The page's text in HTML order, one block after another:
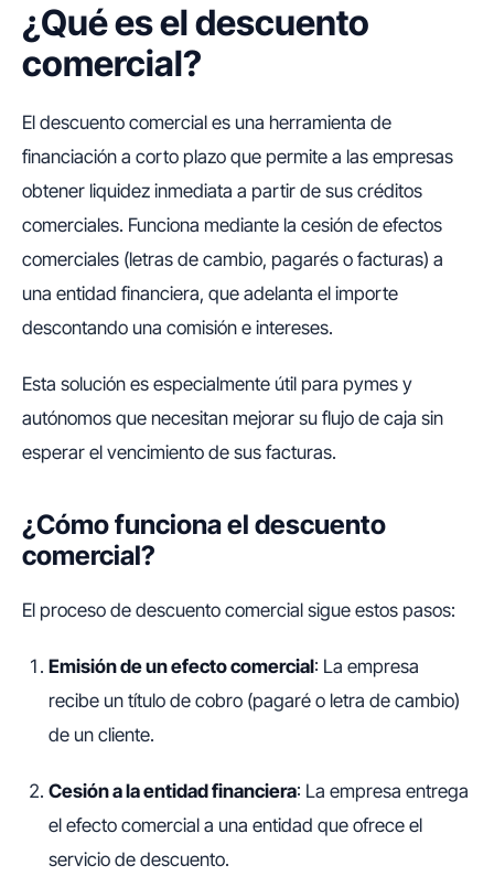
¿Qué es el descuento
comercial?
El descuento comercial es una herramienta de
financiación a corto plazo que permite a las empresas
obtener liquidez inmediata a partir de sus créditos
comerciales. Funciona mediante la cesión de efectos
comerciales (letras de cambio, pagarés o facturas) a
una entidad financiera, que adelanta el importe
descontando una comisión e intereses.
Esta solución es especialmente útil para pymes y
autónomos que necesitan mejorar su flujo de caja sin
esperar el vencimiento de sus facturas.
¿Cómo funciona el descuento
comercial?
El proceso de descuento comercial sigue estos pasos:
Emisión de un efecto comercial: La empresa
recibe un título de cobro (pagaré o letra de cambio)
de un cliente.
Cesión a la entidad financiera: La empresa entrega
el efecto comercial a una entidad que ofrece el
servicio de descuento.